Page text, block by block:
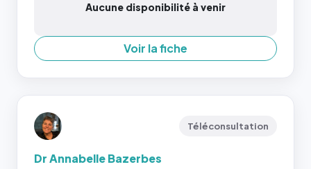
Aucune disponibilité à venir
Voir la fiche
Téléconsultation
Dr Annabelle Bazerbes